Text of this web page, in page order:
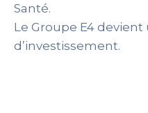
Santé.
Le Groupe E4
d’investissement.